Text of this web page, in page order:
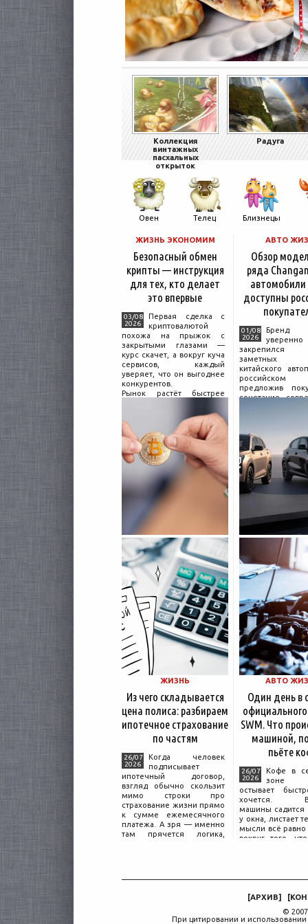
Коллекция
винтажных
пасхальных
открыток
Радуга
Овен Телец Близнецы
ЖИЗНЬ ЭКОНОМИМ
Безопасный обмен
крипты — инструкция
для тех, кто делает
это впервые
03/08
2026
Первая сделка с
криптовалютой
похожа на прыжок с
закрытыми глазами —
курс скачет, а вокруг куча
сервисов, каждый
уверяет, что он выгоднее
конкурентов.
Рынок растёт быстрее
поведения на нём.
Петербургские
криптообменники,
московские
АВТО
Обзор
ряда
автомобили
доступны
01/08
2026
Бренд
уверенно
закрепился
заметных
китайского
российском
предложив
сочетание
насчитывает
десятилетий
ЖИЗНЬ
Из чего складывается
цена полиса: разбираем
ипотечное страхование
по частям
26/07
2026
Когда человек
подписывает
ипотечный договор,
взгляд обычно скользит
мимо строки про
страхование жизни прямо
к сумме ежемесячного
платежа. А зря — именно
там прячется логика,
АВТО
Один день в
SWM. Что
машиной,
пьёте
26/07
2026
Кофе в
зоне
остывает
хочется.
машины садится
у окна, листает
мысли всё равно
вокруг того,
[АРХИВ] [
©
При цитировании и